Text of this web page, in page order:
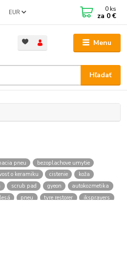
Menu
EUR
Hľadať
0 ks
za 0 €
pneu
bezoplachove umytie
o keramiku cistenie
koža
scrub pad gyeon
autokozmetika
pneu tyre restorer
iksprayers